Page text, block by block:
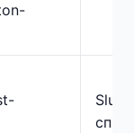
Slug